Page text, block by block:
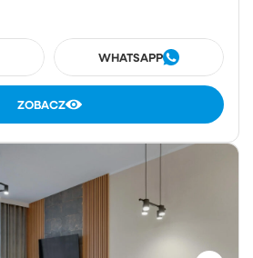
WHATSAPP
ZOBACZ